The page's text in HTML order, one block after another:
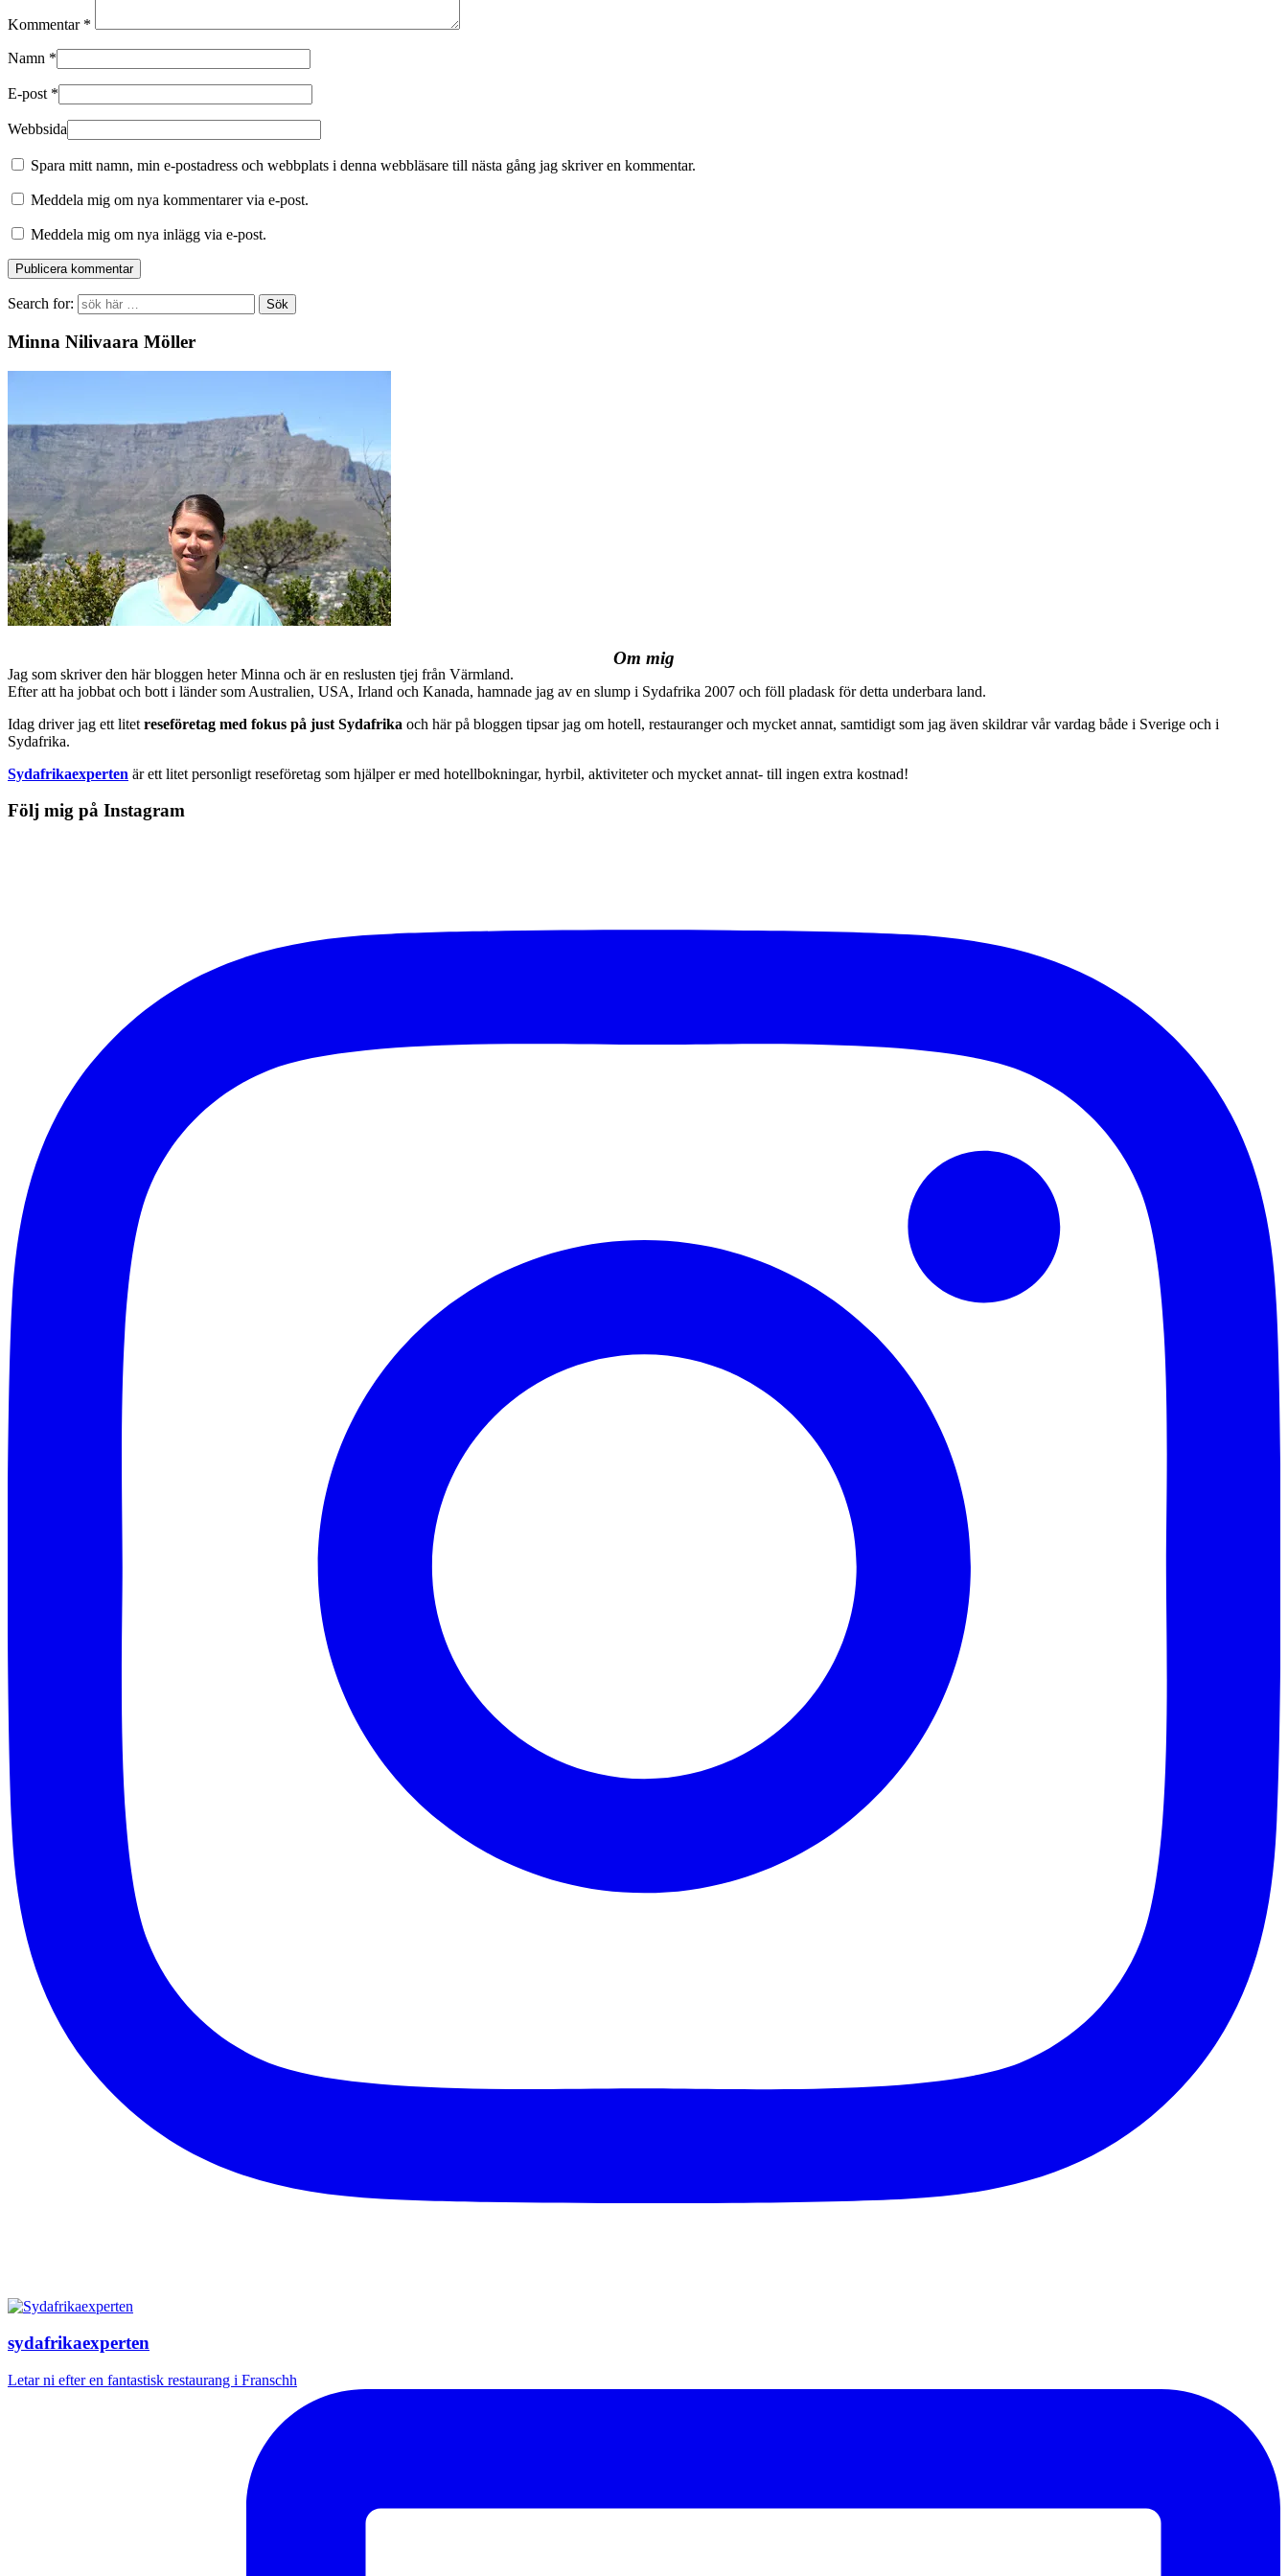
Kommentar *
Namn *
E-post *
Webbsida
Spara mitt namn, min e-postadress och webbplats i denna webbläsare till nästa gång jag skriver en kommentar.
Meddela mig om nya kommentarer via e-post.
Meddela mig om nya inlägg via e-post.
Search for:
Minna Nilivaara Möller
Om mig
Jag som skriver den här bloggen heter Minna och är en reslusten tjej från Värmland.
Efter att ha jobbat och bott i länder som Australien, USA, Irland och Kanada, hamnade jag av en slump i Sydafrika 2007 och föll pladask för detta underbara land.
Idag driver jag ett litet reseföretag med fokus på just Sydafrika och här på bloggen tipsar jag om hotell, restauranger och mycket annat, samtidigt som jag även skildrar vår vardag både i Sverige och i
Sydafrika.
Sydafrikaexperten är ett litet personligt reseföretag som hjälper er med hotellbokningar, hyrbil, aktiviteter och mycket annat- till ingen extra kostnad!
Följ mig på Instagram
sydafrikaexperten
Letar ni efter en fantastisk restaurang i Franschh